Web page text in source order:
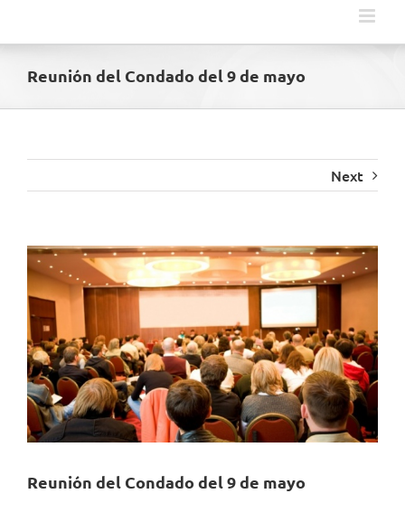
Reunión del Condado del 9 de mayo
Next
View
Larger
Image
Reunión del Condado del 9 de mayo